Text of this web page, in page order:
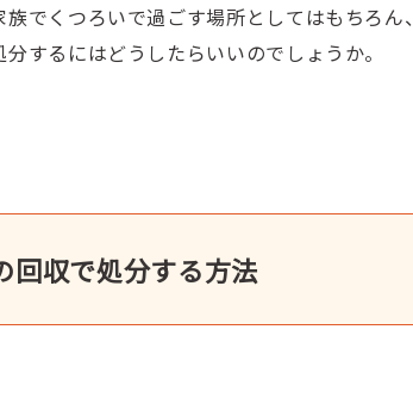
でくつろいで過ごす場所としてはもちろ
するにはどうしたらいいのでしょうか。
回収で処分する方法